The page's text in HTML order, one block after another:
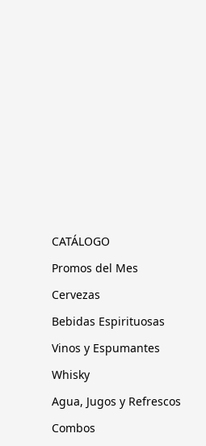
CATÁLOGO
Promos del Mes
Cervezas
Bebidas Espirituosas
Vinos y Espumantes
Whisky
Agua, Jugos y Refrescos
Combos